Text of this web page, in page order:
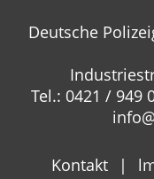
Deutsche
Tel.: 0421 / 949
Kontakt